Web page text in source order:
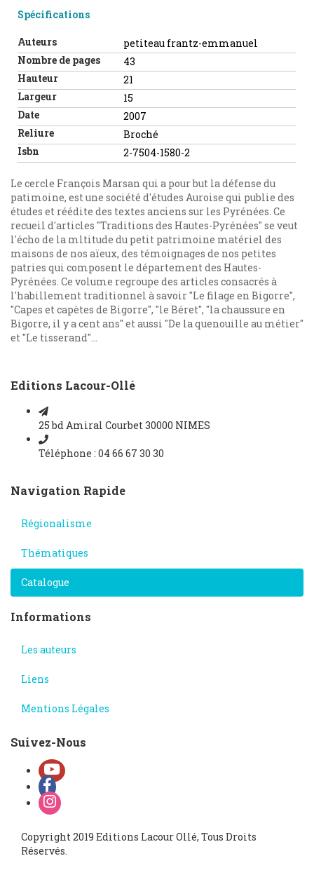
Spécifications
Auteurs
petiteau frantz-emmanuel
Nombre de pages
43
Hauteur
21
Largeur
15
Date
2007
Reliure
Broché
Isbn
2-7504-1580-2
Le cercle François Marsan qui a pour but la défense du
patimoine, est une société d'études Auroise qui publie des
études et réédite des textes anciens sur les Pyrénées. Ce
recueil d'articles "Traditions des Hautes-Pyrénées" se veut
l'écho de la mltitude du petit patrimoine matériel des
maisons de nos aïeux, des témoignages de nos petites
patries qui composent le département des Hautes-
Pyrénées. Ce volume regroupe des articles consacrés à
l'habillement traditionnel à savoir "Le filage en Bigorre",
"Capes et capètes de Bigorre", "le Béret", "la chaussure en
Bigorre, il y a cent ans" et aussi "De la quenouille au métier"
et "Le tisserand"...
Editions Lacour-Ollé
25 bd Amiral Courbet 30000 NIMES
Téléphone : 04 66 67 30 30
Navigation Rapide
Régionalisme
Thématiques
Catalogue
Informations
Les auteurs
Liens
Mentions Légales
Suivez-Nous
Copyright 2019 Editions Lacour Ollé, Tous Droits
Réservés.